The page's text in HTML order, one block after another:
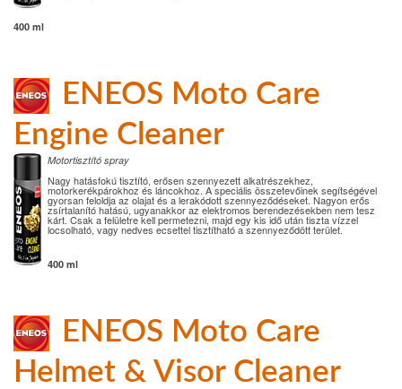
400 ml
ENEOS Moto Care
Engine Cleaner
Motortisztító spray
Nagy hatásfokú tisztító, erősen szennyezett alkatrészekhez,
motorkerékpárokhoz és láncokhoz. A speciális összetevőinek segítségével
gyorsan feloldja az olajat és a lerakódott szennyeződéseket. Nagyon erős
zsírtalanító hatású, ugyanakkor az elektromos berendezésekben nem tesz
kárt. Csak a felületre kell permetezni, majd egy kis idő után tiszta vízzel
locsolható, vagy nedves ecsettel tisztítható a szennyeződött terület.
400 ml
ENEOS Moto Care
Helmet & Visor Cleaner